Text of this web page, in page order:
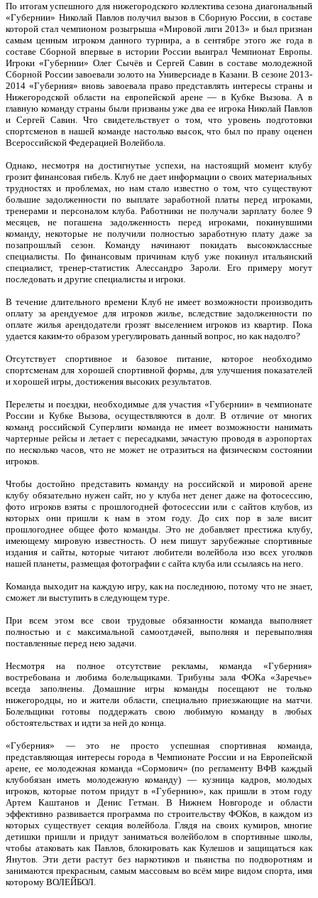
По итогам успешного для нижегородского коллектива сезона диагональный
«Губернии» Николай Павлов получил вызов в Сборную России, в составе
которой стал чемпионом розыгрыша «Мировой лиги 2013» и был признан
самым ценным игроком данного турнира, а в сентябре этого же года в
составе Сборной впервые в истории России выиграл Чемпионат Европы.
Игроки «Губернии» Олег Сычёв и Сергей Савин в составе молодежной
Сборной России завоевали золото на Универсиаде в Казани. В сезоне 2013-
2014 «Губерния» вновь завоевала право представлять интересы страны и
Нижегородской области на европейской арене — в Кубке Вызова. А в
главную команду страны были призваны уже два ее игрока Николай Павлов
и Сергей Савин. Что свидетельствует о том, что уровень подготовки
спортсменов в нашей команде настолько высок, что был по праву оценен
Всероссийской Федерацией Волейбола.
Однако, несмотря на достигнутые успехи, на настоящий момент клубу
грозит финансовая гибель. Клуб не дает информации о своих материальных
трудностях и проблемах, но нам стало известно о том, что существуют
большие задолженности по выплате заработной платы перед игроками,
тренерами и персоналом клуба. Работники не получали зарплату более 9
месяцев, не погашена задолженность перед игроками, покинувшими
команду, некоторые не получили полностью заработную плату даже за
позапрошлый сезон. Команду начинают покидать высококлассные
специалисты. По финансовым причинам клуб уже покинул итальянский
специалист, тренер-статистик Алессандро Зароли. Его примеру могут
последовать и другие специалисты и игроки.
В течение длительного времени Клуб не имеет возможности производить
оплату за арендуемое для игроков жилье, вследствие задолженности по
оплате жилья арендодатели грозят выселением игроков из квартир. Пока
удается каким-то образом урегулировать данный вопрос, но как надолго?
Отсутствует спортивное и базовое питание, которое необходимо
спортсменам для хорошей спортивной формы, для улучшения показателей
и хорошей игры, достижения высоких результатов.
Перелеты и поездки, необходимые для участия «Губернии» в чемпионате
России и Кубке Вызова, осуществляются в долг. В отличие от многих
команд российской Суперлиги команда не имеет возможности нанимать
чартерные рейсы и летает с пересадками, зачастую проводя в аэропортах
по несколько часов, что не может не отразиться на физическом состоянии
игроков.
Чтобы достойно представить команду на российской и мировой арене
клубу обязательно нужен сайт, но у клуба нет денег даже на фотосессию,
фото игроков взяты с прошлогодней фотосессии или с сайтов клубов, из
которых они пришли к нам в этом году. До сих пор в зале висит
прошлогоднее общее фото команды. Это не добавляет престижа клубу,
имеющему мировую известность. О нем пишут зарубежные спортивные
издания и сайты, которые читают любители волейбола изо всех уголков
нашей планеты, размещая фотографии с сайта клуба или ссылаясь на него.
Команда выходит на каждую игру, как на последнюю, потому что не знает,
сможет ли выступить в следующем туре.
При всем этом все свои трудовые обязанности команда выполняет
полностью и с максимальной самоотдачей, выполняя и перевыполняя
поставленные перед нею задачи.
Несмотря на полное отсутствие рекламы, команда «Губерния»
востребована и любима болельщиками. Трибуны зала ФОКа «Заречье»
всегда заполнены. Домашние игры команды посещают не только
нижегородцы, но и жители области, специально приезжающие на матчи.
Болельщики готовы поддержать свою любимую команду в любых
обстоятельствах и идти за ней до конца.
«Губерния» — это не просто успешная спортивная команда,
представляющая интересы города в Чемпионате России и на Европейской
арене, ее молодежная команда «Сормович» (по регламенту ВФВ каждый
клубобязан иметь молодежную команду) — кузница кадров, молодых
игроков, которые потом придут в «Губернию», как пришли в этом году
Артем Каштанов и Денис Гетман. В Нижнем Новгороде и области
эффективно развивается программа по строительству ФОКов, в каждом из
которых существует секция волейбола. Глядя на своих кумиров, многие
детишки пришли и придут заниматься волейболом в спортивные школы,
чтобы атаковать как Павлов, блокировать как Кулешов и защищаться как
Янутов. Эти дети растут без наркотиков и пьянства по подворотням и
занимаются прекрасным, самым массовым во всём мире видом спорта, имя
которому ВОЛЕЙБОЛ.